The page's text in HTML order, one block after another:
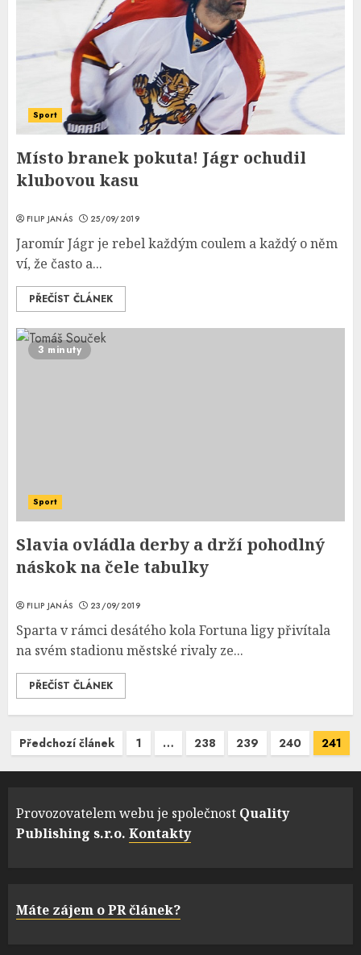
Sport
Místo branek pokuta! Jágr ochudil
klubovou kasu
FILIP JANÁS 25/09/2019
Jaromír Jágr je rebel každým coulem a každý o něm
ví, že často a...
PŘEČÍST ČLÁNEK
3 minuty
Sport
Slavia ovládla derby a drží pohodlný
náskok na čele tabulky
FILIP JANÁS 23/09/2019
Sparta v rámci desátého kola Fortuna ligy přivítala
na svém stadionu městské rivaly ze...
PŘEČÍST ČLÁNEK
Navigace
pro
Předchozí článek 1 … 238 239 240 241
Provozovatelem webu je společnost Quality
Publishing s.r.o. Kontakty
Máte zájem o PR článek?